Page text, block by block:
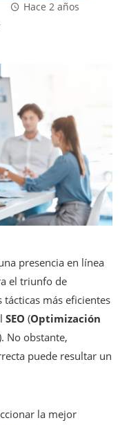
Hace 2 años
presencia en línea
el triunfo de
más eficientes
SEO (Optimización
No obstante,
puede resultar un
la mejor